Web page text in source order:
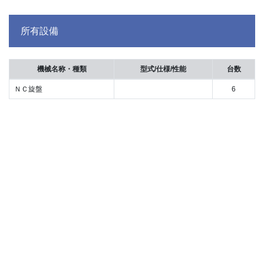
所有設備
機械名称・種類 型式/仕様/性能 台数
ＮＣ旋盤 6